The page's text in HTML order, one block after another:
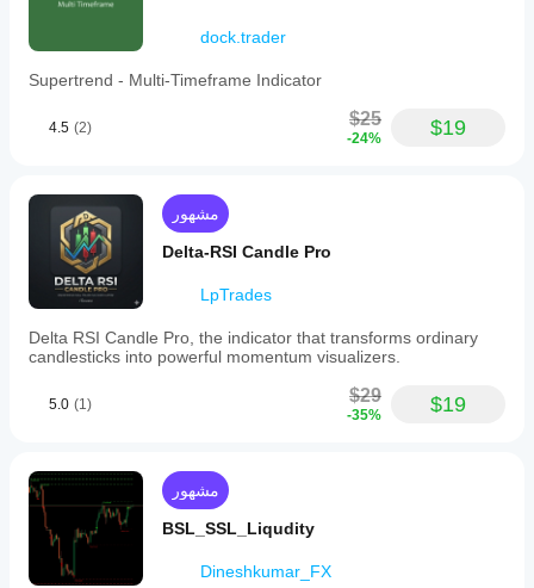
dock.trader
Supertrend - Multi-Timeframe Indicator
4.5 (2) $25
-24% $19
مشهور
Delta-RSI Candle Pro
LpTrades
Delta RSI Candle Pro, the indicator that transforms ordinary
candlesticks into powerful momentum visualizers.
5.0 (1) $29
-35% $19
مشهور
BSL_SSL_Liqudity
Dineshkumar_FX